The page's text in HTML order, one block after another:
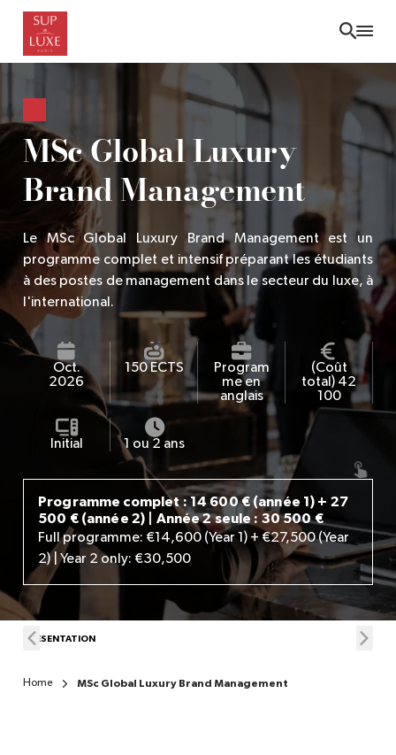
Skip
main
FR
MSc Global Luxury
Brand Management
Le MSc Global Luxury Brand Management est un
programme complet et intensif préparant les étudiants
à des postes de management dans le secteur du luxe, à
l'international.
Oct.
2026
150 ECTS
Program
me en
anglais
(Coût
total) 42
100
Initial 1 ou 2 ans
Programme complet : 14 600 € (année 1) + 27
500 € (année 2) | Année 2 seule : 30 500 €
Full programme: €14,600 (Year 1) + €27,500 (Year
2) | Year 2 only: €30,500
PRÉSENTATION
Home MSc Global Luxury Brand Management